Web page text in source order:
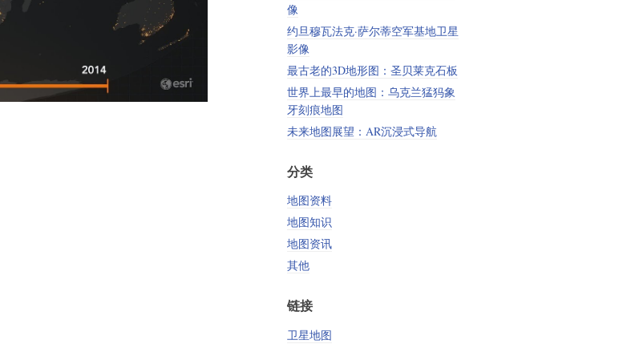
像
约旦穆瓦法克·萨尔蒂空军基地卫星
影像
最古老的3D地形图：圣贝莱克石板
世界上最早的地图：乌克兰猛犸象
牙刻痕地图
未来地图展望：AR沉浸式导航
分类
地图资料
地图知识
地图资讯
其他
链接
卫星地图